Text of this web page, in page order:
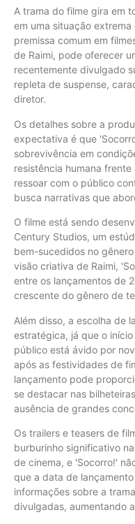
A trama do filme gira em
em uma situação
premissa comum em
de Raimi, pode oferecer
recentemente divulgado
repleta de suspense,
diretor.
Os detalhes sobre a
expectativa é que
sobrevivência em
resistência humana
ressoar com o público
busca narrativas que
O filme está sendo
Century Studios, um
bem-sucedidos no
visão criativa de Raimi,
entre os lançamentos de
crescente do gênero de
Além disso, a escolha de
estratégica, já que o
público está ávido por
após as festividades de
lançamento pode
se destacar nas
ausência de grandes
Os trailers e teasers de
burburinho significativo
de cinema, e 'Socorro!'
que a data de
informações sobre a
divulgadas, aumentando